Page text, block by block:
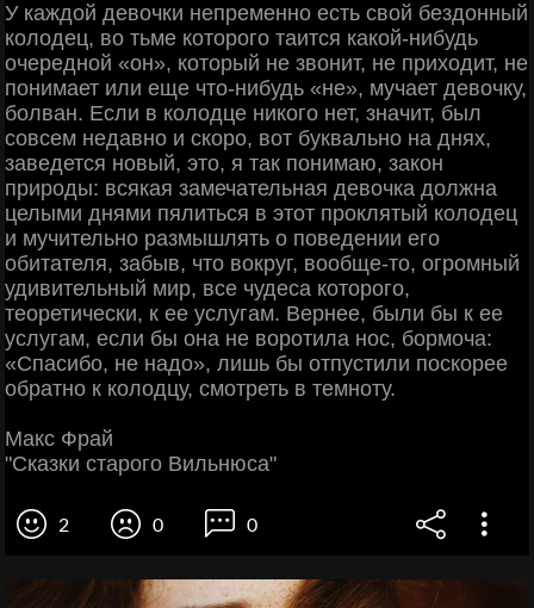
У каждой девочки непременно есть свой бездонный
колодец, во тьме которого таится какой-нибудь
очередной «он», который не звонит, не приходит, не
понимает или еще что-нибудь «не», мучает девочку,
болван. Если в колодце никого нет, значит, был
совсем недавно и скоро, вот буквально на днях,
заведется новый, это, я так понимаю, закон
природы: всякая замечательная девочка должна
целыми днями пялиться в этот проклятый колодец
и мучительно размышлять о поведении его
обитателя, забыв, что вокруг, вообще-то, огромный
удивительный мир, все чудеса которого,
теоретически, к ее услугам. Вернее, были бы к ее
услугам, если бы она не воротила нос, бормоча:
«Спасибо, не надо», лишь бы отпустили поскорее
обратно к колодцу, смотреть в темноту.
Макс Фрай
"Сказки старого Вильнюса"
2 0 0